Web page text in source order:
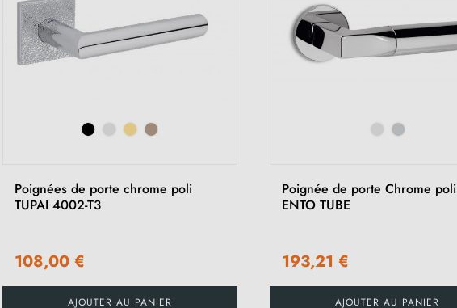
Poignées de porte chrome poli
TUPAI 4002-T3
108,00 €
AJOUTER AU PANIER
Poignée de porte Chrome poli
ENTO TUBE
193,21 €
AJOUTER AU PANIER